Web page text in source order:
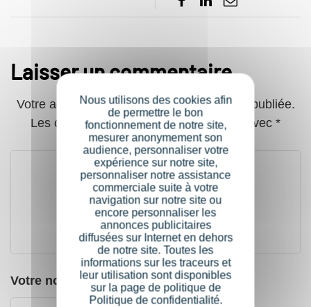
Laisser un commentaire
Votre adresse de messagerie ne sera pas publiée.
Les champs obligatoires sont indiqués avec *
Votre nom
Nous utilisons des cookies afin
de permettre le bon
fonctionnement de notre site,
mesurer anonymement son
audience, personnaliser votre
expérience sur notre site,
personnaliser notre assistance
commerciale suite à votre
navigation sur notre site ou
encore personnaliser les
annonces publicitaires
diffusées sur Internet en dehors
de notre site. Toutes les
informations sur les traceurs et
leur utilisation sont disponibles
sur la page de politique de
Politique de confidentialité.